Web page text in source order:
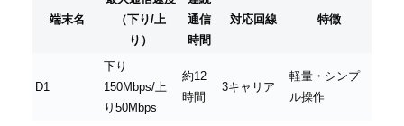
端末名
（下り/上
り）
通信
時間
対応回線 特徴
D1
下り
150Mbps/上
り50Mbps
約12
時間
3キャリア
軽量・シンプ
ル操作